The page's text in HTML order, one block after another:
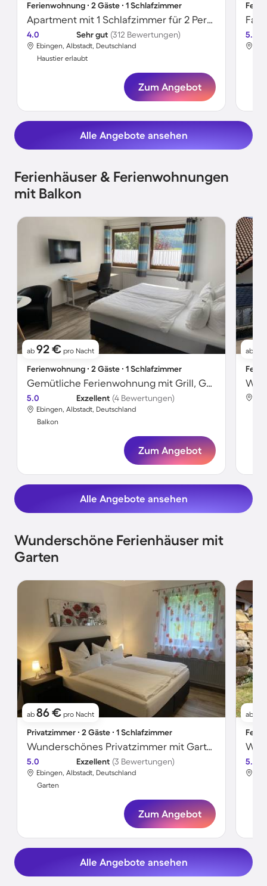
Ferienwohnung ∙ 2 Gäste ∙ 1 Schlafzimmer
Apartment mit 1 Schlafzimmer für 2 Personen
4.0 Sehr gut (312 Bewertungen)
Ebingen, Albstadt, Deutschland
Haustier erlaubt
Zum Angebot
5.0
Alle Angebote ansehen
Ferienhäuser & Ferienwohnungen
mit Balkon
ab 92 € pro Nacht
Ferienwohnung ∙ 2 Gäste ∙ 1 Schlafzimmer
Gemütliche Ferienwohnung mit Grill, Garten und Terrasse | Bergblick | Perfekt für die Arbeit von Zuhause
5.0 Exzellent (4 Bewertungen)
Ebingen, Albstadt, Deutschland
Balkon
Zum Angebot
ab
Alle Angebote ansehen
Wunderschöne Ferienhäuser mit
Garten
ab 86 € pro Nacht
Privatzimmer ∙ 2 Gäste ∙ 1 Schlafzimmer
Wunderschönes Privatzimmer mit Garten und Grill | Gartenblick
5.0 Exzellent (3 Bewertungen)
Ebingen, Albstadt, Deutschland
Garten
Zum Angebot
ab
5.0
Alle Angebote ansehen